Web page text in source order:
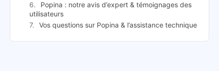
Popina : notre avis d’expert & témoignages des
utilisateurs
Vos questions sur Popina & l’assistance technique